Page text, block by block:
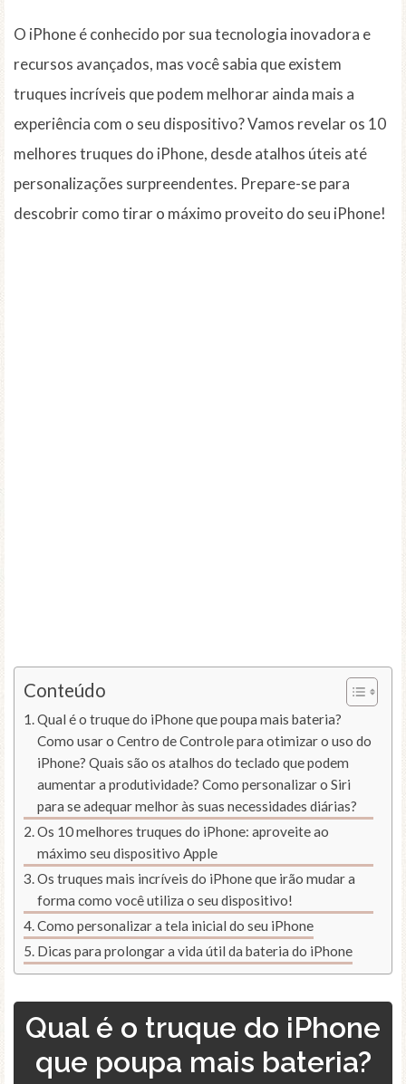
O iPhone é conhecido por sua tecnologia inovadora e
recursos avançados, mas você sabia que existem
truques incríveis que podem melhorar ainda mais a
experiência com o seu dispositivo? Vamos revelar os 10
melhores truques do iPhone, desde atalhos úteis até
personalizações surpreendentes. Prepare-se para
descobrir como tirar o máximo proveito do seu iPhone!
Conteúdo
Qual é o truque do iPhone que poupa mais bateria?
Como usar o Centro de Controle para otimizar o uso do
iPhone? Quais são os atalhos do teclado que podem
aumentar a produtividade? Como personalizar o Siri
para se adequar melhor às suas necessidades diárias?
Os 10 melhores truques do iPhone: aproveite ao
máximo seu dispositivo Apple
Os truques mais incríveis do iPhone que irão mudar a
forma como você utiliza o seu dispositivo!
Como personalizar a tela inicial do seu iPhone
Dicas para prolongar a vida útil da bateria do iPhone
Qual é o truque do iPhone
que poupa mais bateria?